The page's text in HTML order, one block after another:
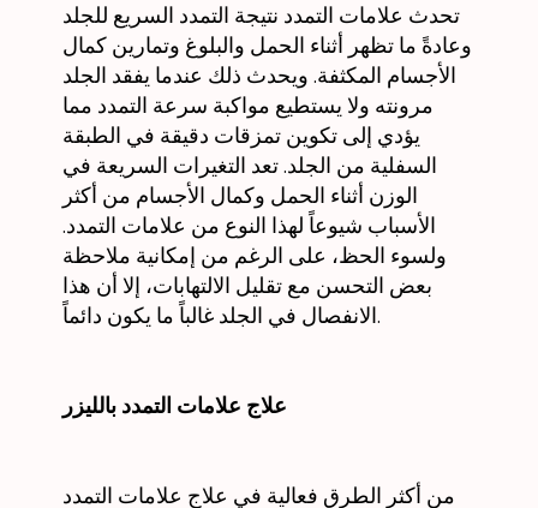
تحدث علامات التمدد نتيجة التمدد السريع للجلد
وعادةً ما تظهر أثناء الحمل والبلوغ وتمارين كمال
الأجسام المكثفة. ويحدث ذلك عندما يفقد الجلد
مرونته ولا يستطيع مواكبة سرعة التمدد مما
يؤدي إلى تكوين تمزقات دقيقة في الطبقة
السفلية من الجلد. تعد التغيرات السريعة في
الوزن أثناء الحمل وكمال الأجسام من أكثر
الأسباب شيوعاً لهذا النوع من علامات التمدد.
ولسوء الحظ، على الرغم من إمكانية ملاحظة
بعض التحسن مع تقليل الالتهابات، إلا أن هذا
الانفصال في الجلد غالباً ما يكون دائماً.
علاج علامات التمدد بالليزر
من أكثر الطرق فعالية في علاج علامات التمدد